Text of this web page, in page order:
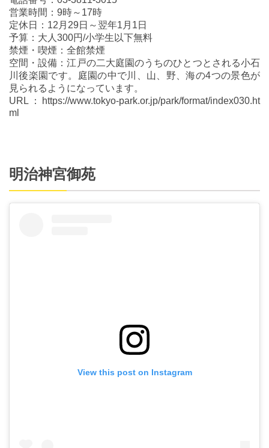
営業時間：9時～17時
定休日：12月29日～翌年1月1日
予算：大人300円/小学生以下無料
禁煙・喫煙：全館禁煙
空間・設備：江戸の二大庭園のうちのひとつとされる小石
川後楽園です。庭園の中で川、山、野、海の4つの景色が
見られるようになっています。
URL：https://www.tokyo-park.or.jp/park/format/index030.ht
ml
明治神宮御苑
View this post on Instagram